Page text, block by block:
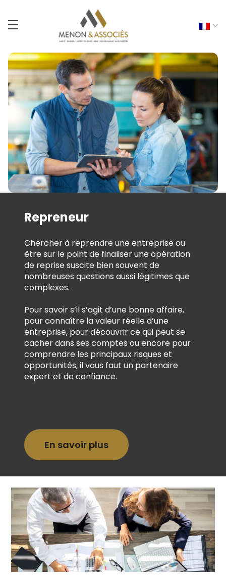
Repreneur
Chercher à reprendre une entreprise ou
être sur le point de finaliser une opération
de reprise suscite bien souvent de
nombreuses questions aussi légitimes que
complexes.
Pour savoir s’il s’agit d’une bonne affaire,
pour connaître la valeur réelle d’une
entreprise, pour découvrir ce qui peut se
cacher dans ses comptes ou encore pour
comprendre les principaux risques et
opportunités, il vous faut un partenaire
expert et de confiance.
En savoir plus